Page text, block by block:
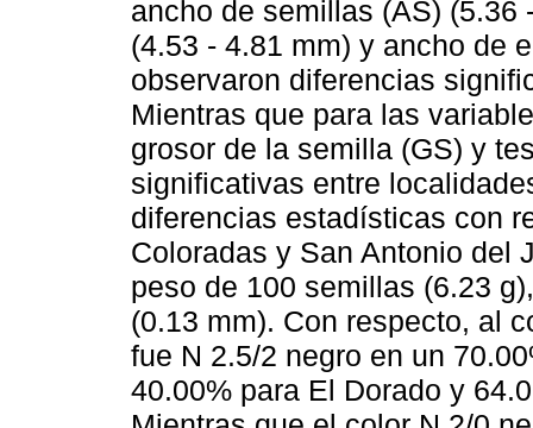
ancho de semillas (AS) (5.36
(4.53 - 4.81 mm) y ancho de
observaron diferencias
Mientras que para las
grosor de la semilla (GS) y
significativas entre
diferencias estadísticas con
Coloradas y San Antonio del
peso de 100 semillas (6.23
(0.13 mm). Con respecto, al
fue N 2.5/2 negro en un
40.00% para El Dorado y